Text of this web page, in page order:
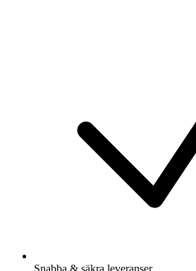
Snabba & säkra leveranser